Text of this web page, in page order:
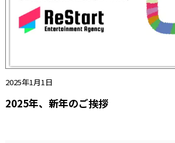
2025年1月1日
2025年、新年のご挨拶